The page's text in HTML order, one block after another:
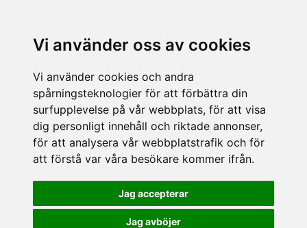
Vi använder oss av cookies
Vi använder cookies och andra
spårningsteknologier för att förbättra din
surfupplevelse på vår webbplats, för att visa
dig personligt innehåll och riktade annonser,
för att analysera vår webbplatstrafik och för
att förstå var våra besökare kommer ifrån.
Jag accepterar
Jag avböjer